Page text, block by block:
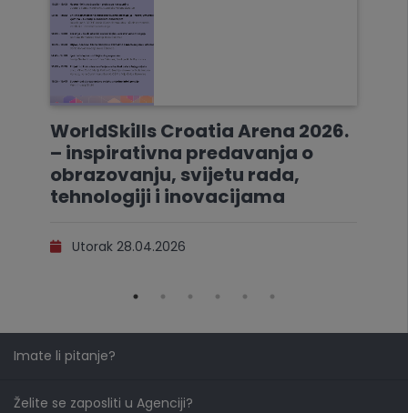
WorldSkills Croatia Arena 2026.
– inspirativna predavanja o
obrazovanju, svijetu rada,
tehnologiji i inovacijama
Utorak 28.04.2026
Imate li pitanje?
Želite se zaposliti u Agenciji?